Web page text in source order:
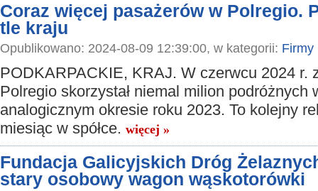
Coraz więcej pasażerów w Polregio.
tle kraju
Opublikowano: 2024-08-09 12:39:00, w kategorii: Firmy
PODKARPACKIE, KRAJ. W czerwcu 2024 r.
Polregio skorzystał niemal milion podróżnych
analogicznym okresie roku 2023. To kolejny
miesiąc w spółce. więcej »
Fundacja Galicyjskich Dróg
stary osobowy wagon wąskotorówki